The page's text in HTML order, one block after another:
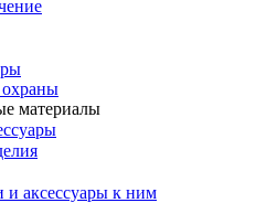
охраны
материалы
и аксессуары к ним